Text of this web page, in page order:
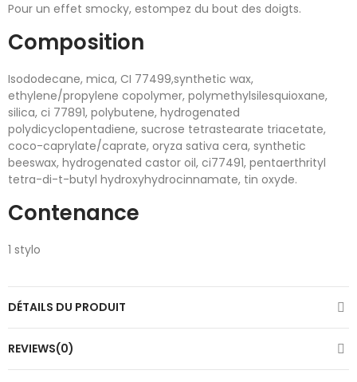
Pour un effet smocky, estompez du bout des doigts.
Composition
Isododecane, mica, CI 77499,synthetic wax,
ethylene/propylene copolymer, polymethylsilesquioxane,
silica, ci 77891, polybutene, hydrogenated
polydicyclopentadiene, sucrose tetrastearate triacetate,
coco-caprylate/caprate, oryza sativa cera, synthetic
beeswax, hydrogenated castor oil, ci77491, pentaerthrityl
tetra-di-t-butyl hydroxyhydrocinnamate, tin oxyde.
Contenance
1 stylo
DÉTAILS DU PRODUIT
REVIEWS(0)